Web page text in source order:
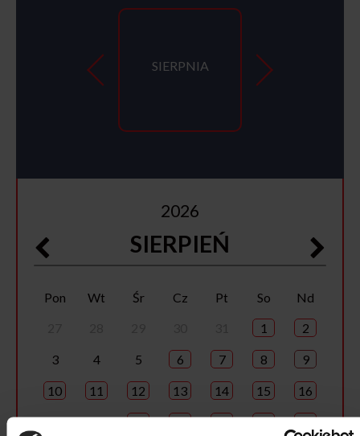
SIERPNIA
2026
SIERPIEŃ
Pon Wt Śr Cz Pt So
Nd
1 2
3 4 5 6 7 8 9
10 11 12 13 14 15 16
17 18 19 20 21 22 23